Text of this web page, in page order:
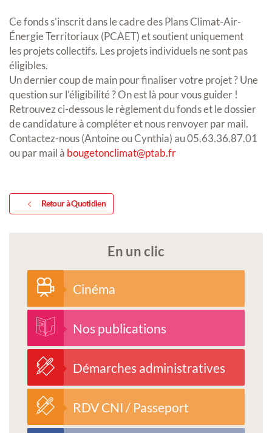
Ce fonds s’inscrit dans le cadre des Plans Climat-Air-
Énergie Territoriaux (PCAET) et soutient uniquement
les projets collectifs. Les projets individuels ne sont pas
éligibles.
Un dernier coup de main pour finaliser votre projet ? Une
question sur l’éligibilité ? On est là pour vous guider !
Retrouvez ci-dessous le règlement du fonds et le dossier
de candidature à compléter et nous renvoyer par mail.
Contactez-nous (Antoine ou Cynthia) au 05.63.36.87.01
ou par mail à bougetonclimat@ptab.fr
Retour à Quotidien
En un clic
Cinéma
Nos publications
Démarches administratives
RDV CNI / Passeport